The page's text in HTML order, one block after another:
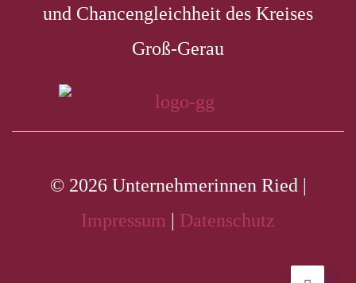
und Chancengleichheit des Kreises
Groß-Gerau
© 2026 Unternehmerinnen Ried |
Impressum | Datenschutz